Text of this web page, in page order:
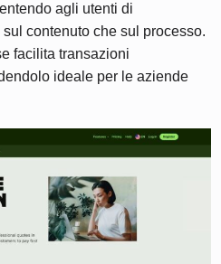
agli utenti di
contenuto che sul processo.
facilita transazioni
ideale per le aziende